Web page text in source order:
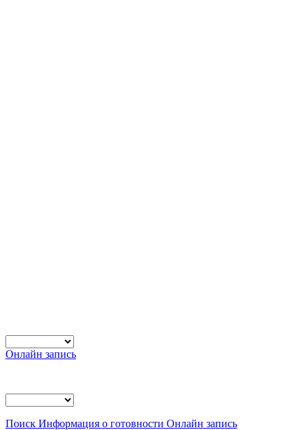
Онлайн запись
Поиск Информация о готовности Онлайн запись